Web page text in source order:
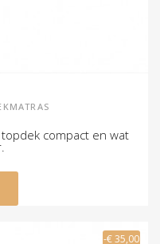
compact en wat
-€ 35,00